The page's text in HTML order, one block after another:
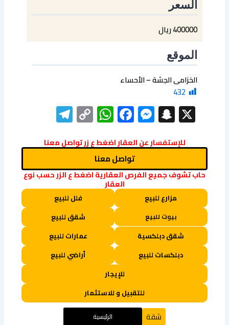
السعر
400000 ريال
الموقع
الخزامى الجشة – الأحساء
432
X
Snapchat
Messenger
Facebook
WhatsApp
Copy
Link
للإستفسار عن العقار اضغط ع زر تواصل معنا
تواصل معنا
حاب تشوف جميع الفرص العقارية اضغط ع الزر حسب نوع
العقار
مزارع للبيع فلل للبيع
بيوت للبيع
شقق للبيع
شقق دبلكسية
عمارات للبيع
دبلكسات للبيع
أراضي للبيع
للإيجار
للتقبيل و للاستثمار
شقة الرئيسية